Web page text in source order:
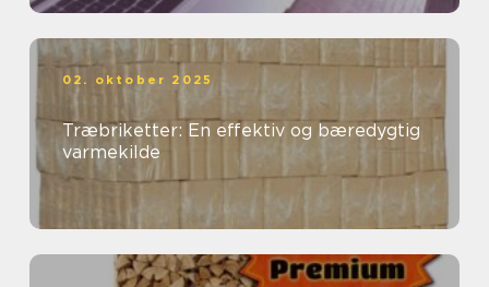
02. oktober 2025
Træbriketter: En effektiv og bæredygtig
varmekilde